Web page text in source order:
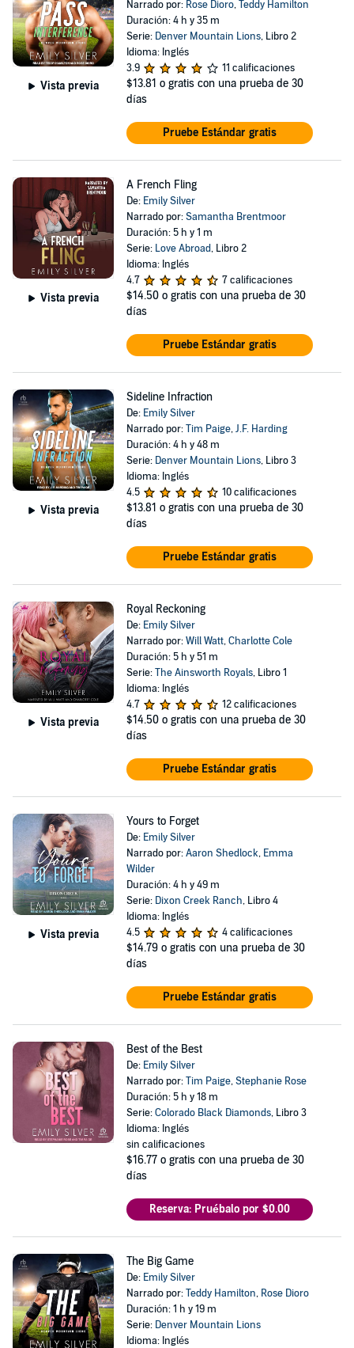
Vista previa
Narrado por: Rose Dioro,Teddy Hamilton
Duración: 4 h y 35 m
Serie: Denver Mountain Lions, Libro 2
Idioma: Inglés
3.9
11 calificaciones
$13.81 o gratis con una prueba de 30
días
Pruebe Estándar gratis
Vista previa
A French Fling
De: Emily Silver
Narrado por:Samantha Brentmoor
Duración: 5 h y 1 m
Serie: Love Abroad, Libro 2
Idioma: Inglés
4.7
7 calificaciones
$14.50 o gratis con una prueba de 30
días
Pruebe Estándar gratis
Vista previa
Sideline Infraction
De: Emily Silver
Narrado por:Tim Paige,J.F. Harding
Duración: 4 h y 48 m
Serie: Denver Mountain Lions, Libro 3
Idioma: Inglés
4.5
10 calificaciones
$13.81 o gratis con una prueba de 30
días
Pruebe Estándar gratis
Vista previa
Royal Reckoning
De: Emily Silver
Narrado por:Will Watt,Charlotte Cole
Duración: 5 h y 51 m
Serie:The Ainsworth Royals, Libro 1
Idioma: Inglés
4.7
12 calificaciones
$14.50 o gratis con una prueba de 30
días
Pruebe Estándar gratis
Vista previa
Yours to Forget
De: Emily Silver
Narrado por:Aaron Shedlock, Emma
Wilder
Duración: 4 h y 49 m
Serie: Dixon Creek Ranch, Libro 4
Idioma: Inglés
4.5
4 calificaciones
$14.79 o gratis con una prueba de 30
días
Pruebe Estándar gratis
Best of the Best
De: Emily Silver
Narrado por:Tim Paige,Stephanie Rose
Duración: 5 h y 18 m
Serie:Colorado Black Diamonds, Libro 3
Idioma: Inglés
sin calificaciones
$16.77 o gratis con una prueba de 30
días
Reserva: Pruébalo por $0.00
The Big Game
De: Emily Silver
Narrado por:Teddy Hamilton, Rose Dioro
Duración: 1 h y 19 m
Serie: Denver Mountain Lions
Idioma: Inglés